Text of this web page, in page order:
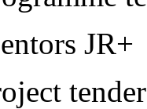
JR+
tender